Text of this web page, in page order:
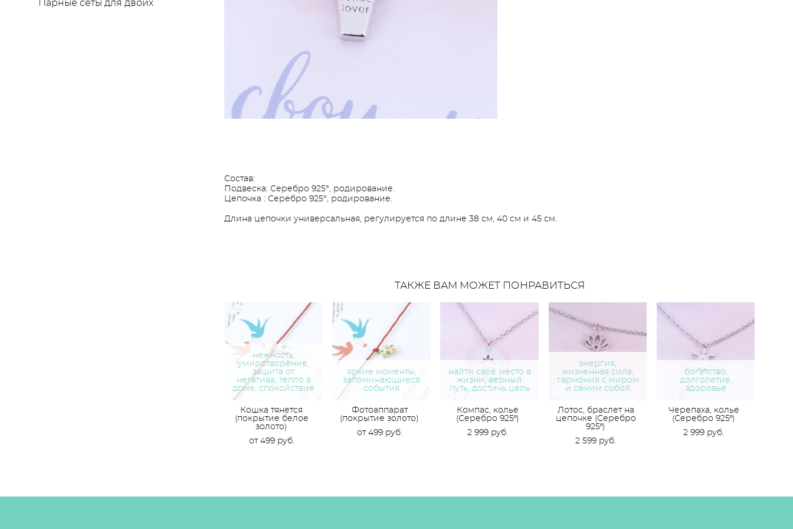
Парные сеты для двоих
Состав:
Подвеска: Серебро 925°, родирование.
Цепочка : Серебро 925°, родирование.
Длина цепочки универсальная, регулируется по длине 38 см, 40 см и 45 см.
ТАКЖЕ ВАМ МОЖЕТ ПОНРАВИТЬСЯ
нежность,
умиротворение,
защита от
негатива, тепло в
доме, спокойствие
Кошка тянется
(покрытие белое
золото)
от 499 pуб.
яркие моменты,
запоминающиеся
события
Фотоаппарат
(покрытие золото)
от 499 pуб.
найти своё место в
жизни, верный
путь, достичь цель
Компас, колье
(Серебро 925º)
2 999 pуб.
энергия,
жизненная сила,
гармония с миром
и самим собой
Лотос, браслет на
цепочке (Серебро
925º)
2 599 pуб.
богатство,
долголетие,
здоровье
Черепаха, колье
(Серебро 925º)
2 999 pуб.